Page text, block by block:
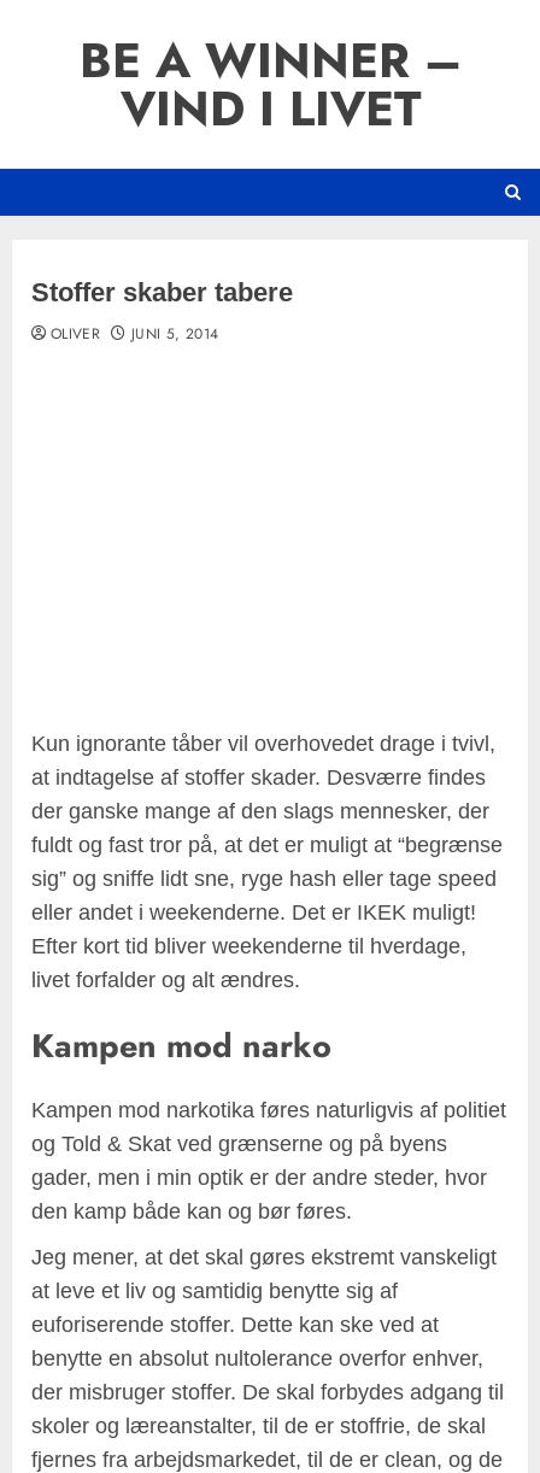
BE A WINNER –
VIND I LIVET
Stoffer skaber tabere
OLIVER JUNI 5, 2014
Kun ignorante tåber vil overhovedet drage i tvivl,
at indtagelse af stoffer skader. Desværre findes
der ganske mange af den slags mennesker, der
fuldt og fast tror på, at det er muligt at “begrænse
sig” og sniffe lidt sne, ryge hash eller tage speed
eller andet i weekenderne. Det er IKEK muligt!
Efter kort tid bliver weekenderne til hverdage,
livet forfalder og alt ændres.
Kampen mod narko
Kampen mod narkotika føres naturligvis af politiet
og Told & Skat ved grænserne og på byens
gader, men i min optik er der andre steder, hvor
den kamp både kan og bør føres.
Jeg mener, at det skal gøres ekstremt vanskeligt
at leve et liv og samtidig benytte sig af
euforiserende stoffer. Dette kan ske ved at
benytte en absolut nultolerance overfor enhver,
der misbruger stoffer. De skal forbydes adgang til
skoler og læreanstalter, til de er stoffrie, de skal
fjernes fra arbejdsmarkedet, til de er clean, og de